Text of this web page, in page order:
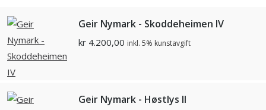
Geir Nymark - Skoddeheimen IV
kr 4.200,00 inkl. 5% kunstavgift
Geir Nymark - Høstlys II